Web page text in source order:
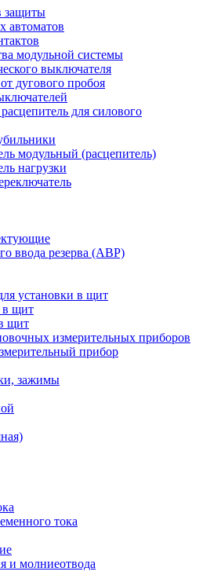
защиты
автоматов
модульной системы
выключателя
дугового пробоя
для силового
модульный (расцепитель)
нагрузки
ввода резерва (АВР)
установки в щит
в щит
щит
измерительных приборов
прибор
зажимы
тока
и молниеотвода